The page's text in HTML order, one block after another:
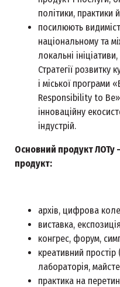
політики, практики
посилюють
національному та
локальні
Стратегії розвитку
і міської програми
Responsibility to
інноваційну
індустрій.
Основний продукт ЛОТу
продукт:
архів, цифрова
виставка,
конгрес, форум,
креативний
лабораторія,
практика на